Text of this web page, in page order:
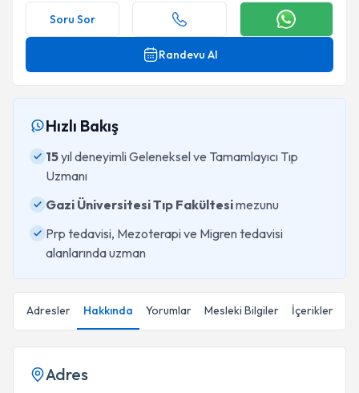
Soru Sor
Randevu Al
Hızlı Bakış
15yıl deneyimli Geleneksel ve Tamamlayıcı Tıp
Uzmanı
Gazi Üniversitesi Tıp Fakültesimezunu
Prp tedavisi, Mezoterapi ve Migren tedavisi
alanlarında uzman
Adresler Hakkında Yorumlar Mesleki Bilgiler İçerikler
Adres